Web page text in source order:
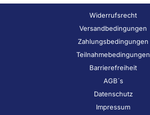
Widerrufsrecht
Versandbedingungen
Zahlungsbedingungen
Teilnahmebedingungen
Barrierefreiheit
AGB´s
Datenschutz
Impressum